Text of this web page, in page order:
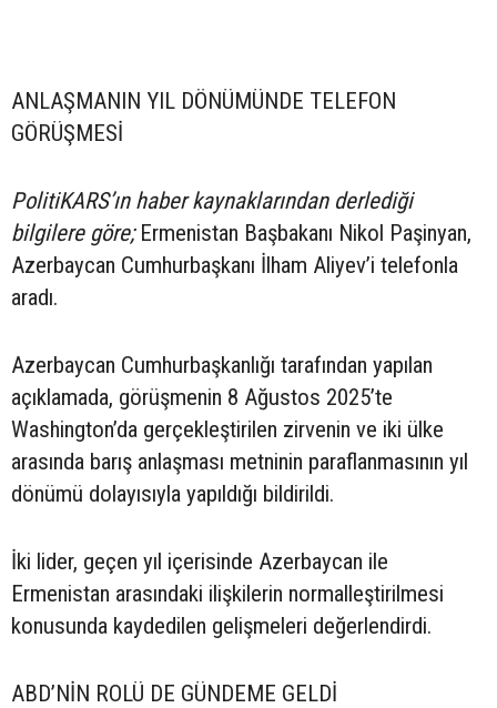
ANLAŞMANIN YIL DÖNÜMÜNDE TELEFON
GÖRÜŞMESİ
PolitiKARS’ın haber kaynaklarından derlediği
bilgilere göre;Ermenistan Başbakanı Nikol Paşinyan,
Azerbaycan Cumhurbaşkanı İlham Aliyev’i telefonla
aradı.
Azerbaycan Cumhurbaşkanlığı tarafından yapılan
açıklamada, görüşmenin 8 Ağustos 2025’te
Washington’da gerçekleştirilen zirvenin ve iki ülke
arasında barış anlaşması metninin paraflanmasının yıl
dönümü dolayısıyla yapıldığı bildirildi.
İki lider, geçen yıl içerisinde Azerbaycan ile
Ermenistan arasındaki ilişkilerin normalleştirilmesi
konusunda kaydedilen gelişmeleri değerlendirdi.
ABD’NİN ROLÜ DE GÜNDEME GELDİ